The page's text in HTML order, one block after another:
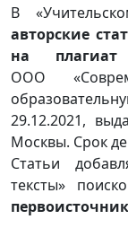
В
авторские
на плагиат
ООО
29.12.2021,
Москвы. Срок
Статьи
тексты»